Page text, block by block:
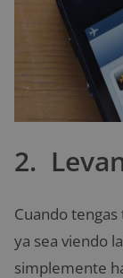
2.
Cuando
ya sea viendo
simplemente